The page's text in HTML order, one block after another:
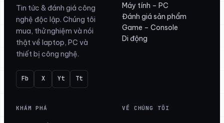
Tin tức & đánh giá công
nghệ độc lập. Chúng tôi
mua, thử nghiệm và nói
thật về laptop, PC và
thiết bị công nghệ.
Fb X Yt Tt
Máy tính – PC
Đánh giá sản phẩm
Game – Console
Di động
KHÁM PHÁ VỀ CHÚNG TÔI